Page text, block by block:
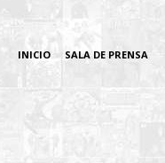
INICIO SALA DE PRENSA